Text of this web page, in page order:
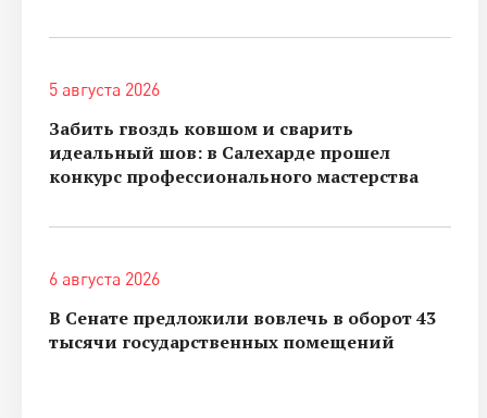
5 августа 2026
Забить гвоздь ковшом и сварить
идеальный шов: в Салехарде прошел
конкурс профессионального мастерства
6 августа 2026
В Сенате предложили вовлечь в оборот 43
тысячи государственных помещений